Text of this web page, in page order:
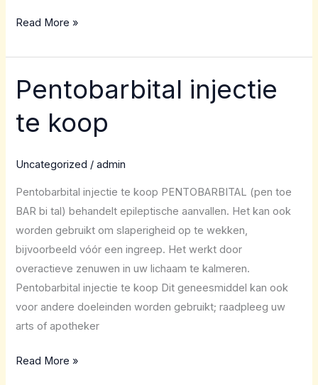
Read More »
Pentobarbital injectie
te koop
Uncategorized /admin
Pentobarbital injectie te koop PENTOBARBITAL (pen toe
BAR bi tal) behandelt epileptische aanvallen. Het kan ook
worden gebruikt om slaperigheid op te wekken,
bijvoorbeeld vóór een ingreep. Het werkt door
overactieve zenuwen in uw lichaam te kalmeren.
Pentobarbital injectie te koop Dit geneesmiddel kan ook
voor andere doeleinden worden gebruikt; raadpleeg uw
arts of apotheker
Pentobarbital
injectie
te
Read More »